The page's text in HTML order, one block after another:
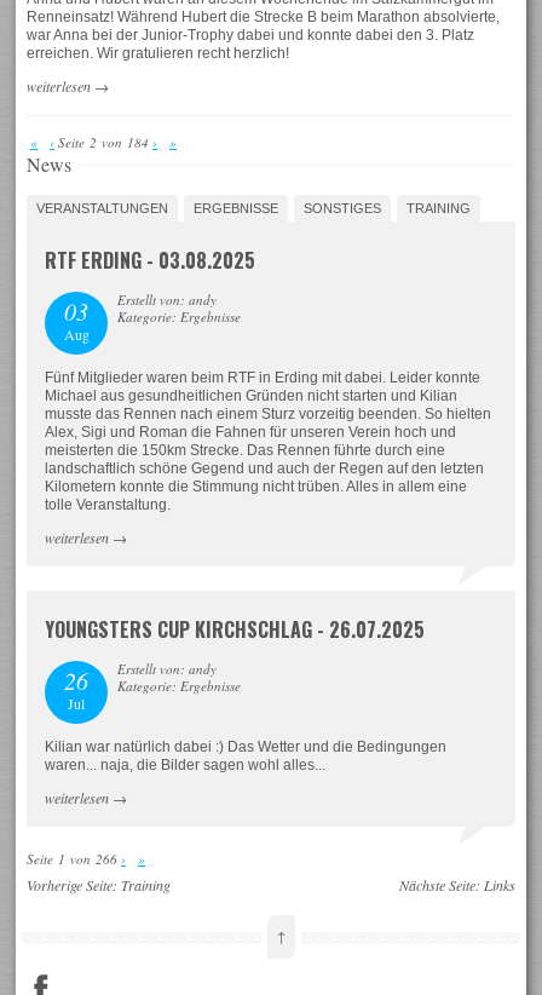
Renneinsatz! Während Hubert die Strecke B beim Marathon absolvierte,
war Anna bei der Junior-Trophy dabei und konnte dabei den 3. Platz
erreichen. Wir gratulieren recht herzlich!
weiterlesen →
« ‹ Seite 2 von 184 › »
News
VERANSTALTUNGEN ERGEBNISSE SONSTIGES TRAINING
RTF ERDING - 03.08.2025
03
Aug
Erstellt von: andy
Kategorie: Ergebnisse
Fünf Mitglieder waren beim RTF in Erding mit dabei. Leider konnte
Michael aus gesundheitlichen Gründen nicht starten und Kilian
musste das Rennen nach einem Sturz vorzeitig beenden. So hielten
Alex, Sigi und Roman die Fahnen für unseren Verein hoch und
meisterten die 150km Strecke. Das Rennen führte durch eine
landschaftlich schöne Gegend und auch der Regen auf den letzten
Kilometern konnte die Stimmung nicht trüben. Alles in allem eine
tolle Veranstaltung.
weiterlesen →
YOUNGSTERS CUP KIRCHSCHLAG - 26.07.2025
26
Jul
Erstellt von: andy
Kategorie: Ergebnisse
Kilian war natürlich dabei :) Das Wetter und die Bedingungen
waren... naja, die Bilder sagen wohl alles...
weiterlesen →
Seite 1 von 266 › »
Vorherige Seite:Training Nächste Seite: Links
↑